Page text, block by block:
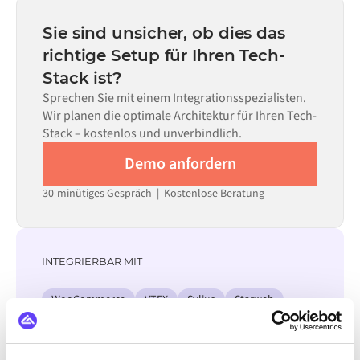
allein nicht ausreicht.
statt Monaten einsatzbereit, abhängig von der
Komplexität des Data Mappings, der Anzahl der
erforderlichen Datenflüsse und Ihrem internen
Prüfprozess. Vorgefertigte Konnektoren für viele
Systeme sind im Alumio Marketplace verfügbar, was die
Einrichtungszeit erheblich verkürzt.
Sie sind unsicher, ob dies das
richtige Setup für Ihren Tech-
Stack ist?
Sprechen Sie mit einem Integrationsspezialisten.
Wir planen die optimale Architektur für Ihren Tech-
Stack – kostenlos und unverbindlich.
Demo anfordern
30-minütiges Gespräch | Kostenlose Beratung
INTEGRIERBAR MIT
WooCommerce VTEX Sylius
Starweb